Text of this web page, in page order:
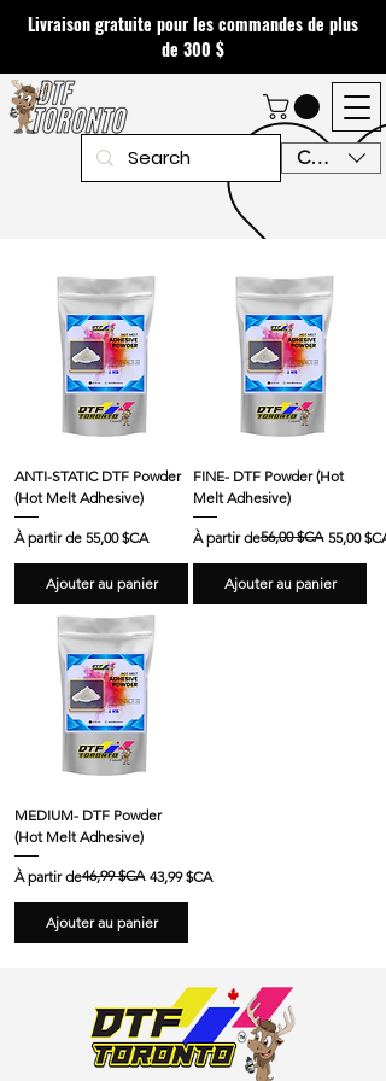
CAD (C$)
Livraison gratuite pour les commandes de plus
de 300 $
ANTI-STATIC DTF Powder
(Hot Melt Adhesive)
À partir de 55,00 $CA
Prix promotionnel
Ajouter au panier
FINE- DTF Powder (Hot
Melt Adhesive)
À partir de
Prix original56,00 $CA 55,00 $CA
Prix promotionnel
Ajouter au panier
MEDIUM- DTF Powder
(Hot Melt Adhesive)
À partir de
Prix original46,99 $CA 43,99 $CA
Prix promotionnel
Ajouter au panier